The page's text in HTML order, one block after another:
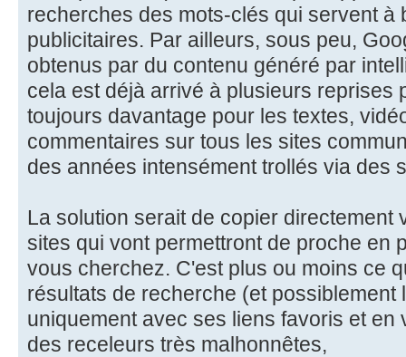
recherches des mots-clés qui servent à
publicitaires. Par ailleurs, sous peu,
obtenus par du contenu généré par
cela est déjà arrivé à plusieurs reprises
toujours davantage pour les textes,
commentaires sur tous les sites
des années intensément trollés via des
La solution serait de copier directement
sites qui vont permettront de proche en
vous cherchez. C'est plus ou moins ce
résultats de recherche (et possiblement
uniquement avec ses liens favoris et
des receleurs très malhonnêtes,